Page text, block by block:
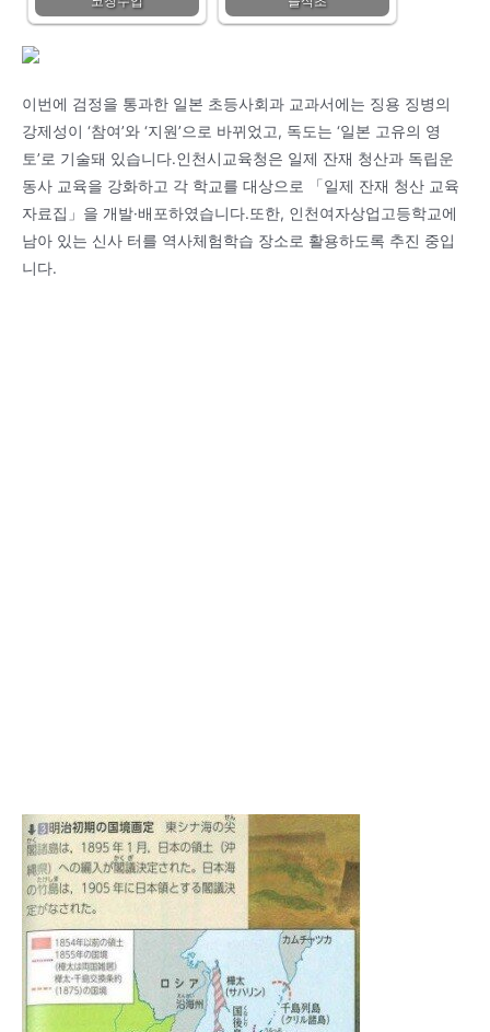
이번에 검정을 통과한 일본 초등사회과 교과서에는 징용 징병의
강제성이 ‘참여’와 ‘지원’으로 바뀌었고, 독도는 ‘일본 고유의 영
토’로 기술돼 있습니다.인천시교육청은 일제 잔재 청산과 독립운
동사 교육을 강화하고 각 학교를 대상으로 「일제 잔재 청산 교육
자료집」을 개발·배포하였습니다.또한, 인천여자상업고등학교에
남아 있는 신사 터를 역사체험학습 장소로 활용하도록 추진 중입
니다.